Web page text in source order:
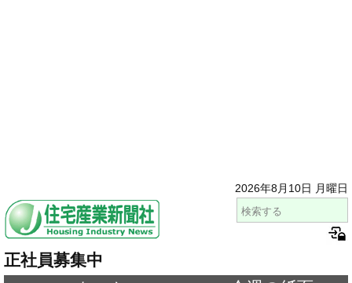
2026年8月10日 月曜日
正社員募集中